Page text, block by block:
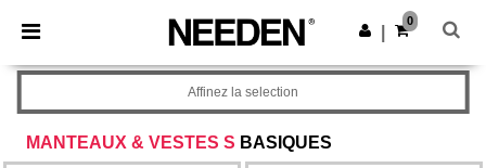
× Appli Needen
Meilleurs prix sur l’app !
Obtenir l'appli
0
MANTEAUX & VESTES S BASIQUES
Affinez la selection